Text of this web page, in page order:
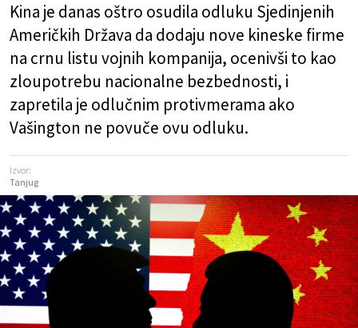
Kina je danas oštro osudila odluku Sjedinjenih
Američkih Država da dodaju nove kineske firme
na crnu listu vojnih kompanija, ocenivši to kao
zloupotrebu nacionalne bezbednosti, i
zapretila je odlučnim protivmerama ako
Vašington ne povuče ovu odluku.
Izvor:
Tanjug